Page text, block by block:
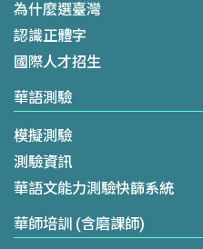
為什麼選臺灣
認識正體字
國際人才招生
華語測驗
模擬測驗
測驗資訊
華語文能力測驗快篩系統
華師培訓 (含磨課師)